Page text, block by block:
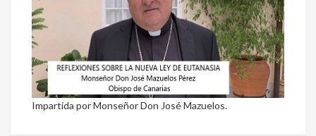
Impartida por Monseñor Don José Mazuelos.